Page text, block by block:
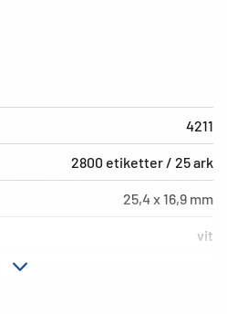
4211
2800 etiketter / 25 ark
25,4 x 16,9 mm
vit